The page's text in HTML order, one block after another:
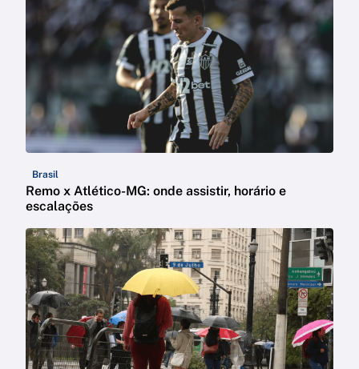
Brasil
Remo x Atlético-MG: onde assistir, horário e
escalações